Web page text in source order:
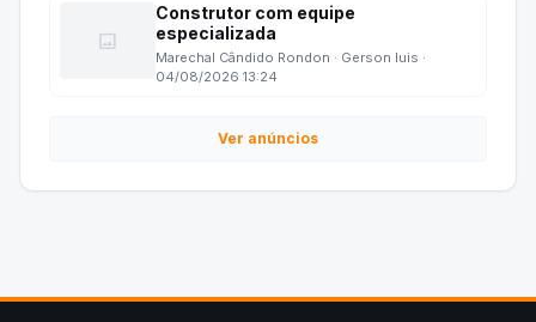
image
Construtor com equipe
especializada
Marechal Cândido Rondon · Gerson luis ·
04/08/2026 13:24
Ver anúncios